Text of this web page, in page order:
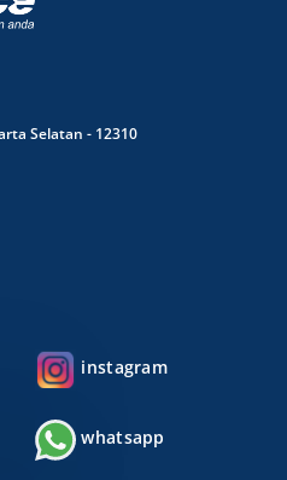
Selatan - 12310
instagram
whatsapp